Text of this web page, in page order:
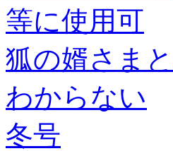
等に使用可
狐の婿さま
わからない
冬号